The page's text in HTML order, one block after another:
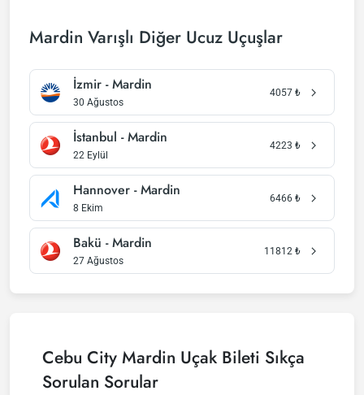
Mardin Varışlı Diğer Ucuz Uçuşlar
İzmir - Mardin
30 Ağustos
4057 ₺
İstanbul - Mardin
22 Eylül
4223 ₺
Hannover - Mardin
8 Ekim
6466 ₺
Bakü - Mardin
27 Ağustos
11812 ₺
Cebu City Mardin Uçak Bileti Sıkça
Sorulan Sorular